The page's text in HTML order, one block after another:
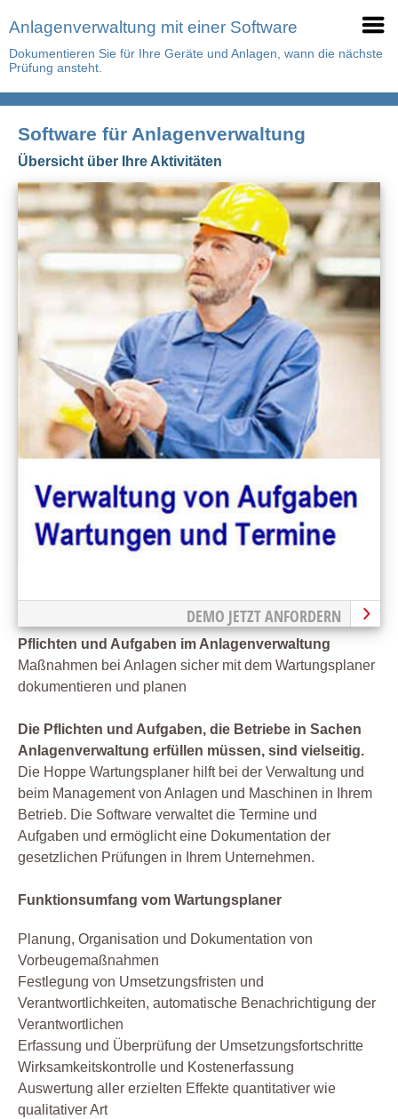
Anlagenverwaltung mit einer Software
Dokumentieren Sie für Ihre Geräte und Anlagen, wann die nächste
Prüfung ansteht.
Software für Anlagenverwaltung
Übersicht über Ihre Aktivitäten
DEMO JETZT ANFORDERN
Pflichten und Aufgaben im Anlagenverwaltung
Maßnahmen bei Anlagen sicher mit dem Wartungsplaner
dokumentieren und planen
Die Pflichten und Aufgaben, die Betriebe in Sachen
Anlagenverwaltung erfüllen müssen, sind vielseitig.
Die Hoppe Wartungsplaner hilft bei der Verwaltung und
beim Management von Anlagen und Maschinen in Ihrem
Betrieb. Die Software verwaltet die Termine und
Aufgaben und ermöglicht eine Dokumentation der
gesetzlichen Prüfungen in Ihrem Unternehmen.
Funktionsumfang vom Wartungsplaner
Planung, Organisation und Dokumentation von
Vorbeugemaßnahmen
Festlegung von Umsetzungsfristen und
Verantwortlichkeiten, automatische Benachrichtigung der
Verantwortlichen
Erfassung und Überprüfung der Umsetzungsfortschritte
Wirksamkeitskontrolle und Kostenerfassung
Auswertung aller erzielten Effekte quantitativer wie
qualitativer Art